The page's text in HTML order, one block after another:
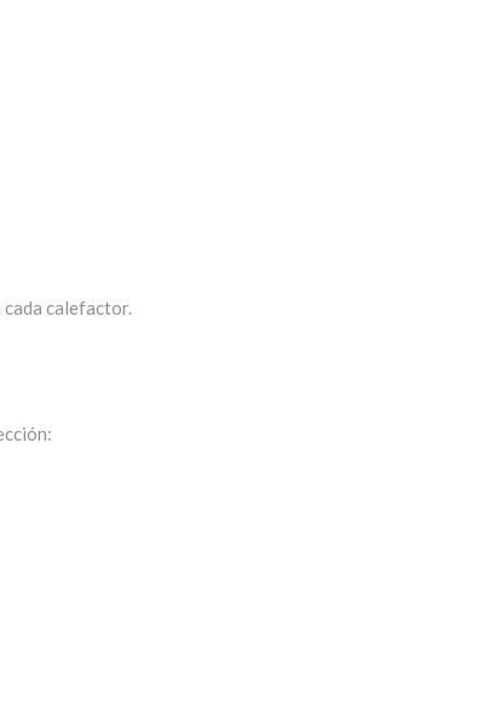
calefactor.